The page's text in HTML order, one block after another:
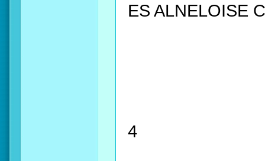
ES ALNELOISE
4